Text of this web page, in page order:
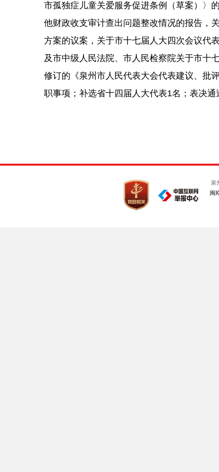
市孤独症儿童关爱服务促进条例（草案）〉
他财政收支审计查出问题整改情况的报告，
方案的议案，关于市十七届人大四次会议代
及市中级人民法院、市人民检察院关于市十
修订的《泉州市人民代表大会代表建议、批
职事项；补选省十四届人大代表1名；表决
泉
闽